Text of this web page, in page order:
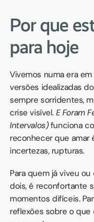
Por que
para hoje
Vivemos numa era
versões idealizadas
sempre sorridentes,
crise visível. E Foram
Intervalos) funciona
reconhecer que amar
incertezas, rupturas.
Para quem já viveu
dois, é reconfortante
momentos difíceis.
reflexões sobre o